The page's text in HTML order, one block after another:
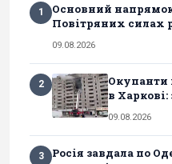
1
Основний
Повітряних силах
09.08.2026
2
Окупанти
в Харкові:
09.08.2026
3
Росія завдала по